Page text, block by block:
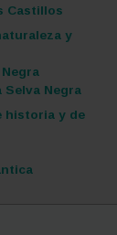
Castillos
y
Negra
historia y de